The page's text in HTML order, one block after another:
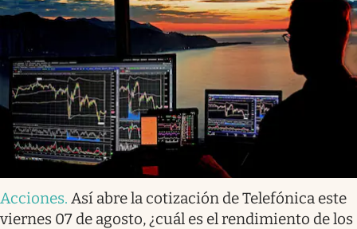
Acciones. Así abre la cotización de Telefónica este
viernes 07 de agosto, ¿cuál es el rendimiento de los